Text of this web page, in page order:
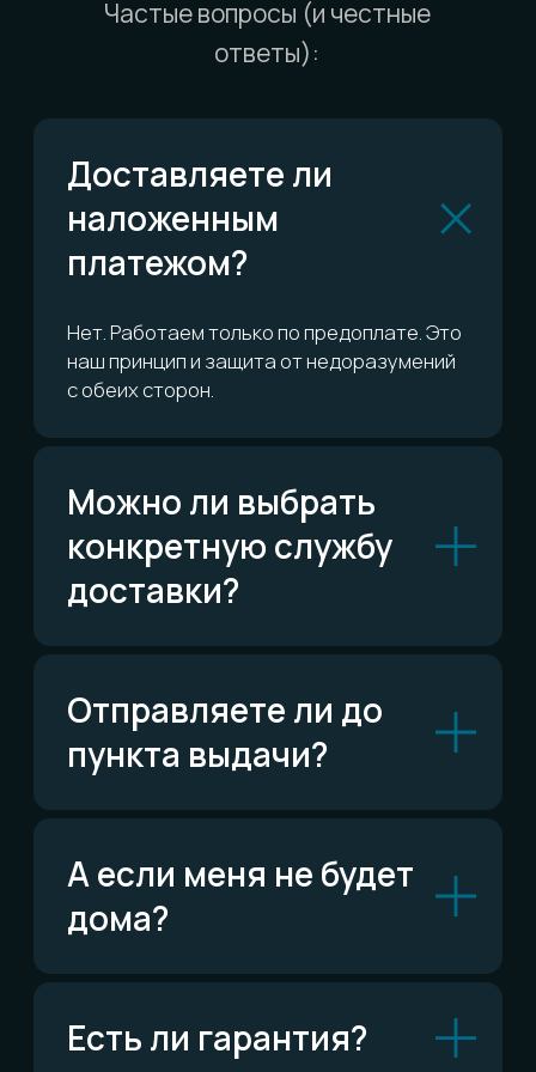
Можно ли обменять
Сколько это всё
стоит?
ОСТАЛИСЬ ВОПРОСЫ?
Telegram
Написать в Telegram
ВКонтакте
ответ уже есть